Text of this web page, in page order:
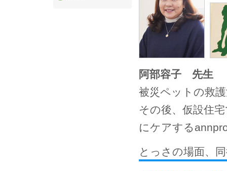
阿部容子 先生
被災ペットの救
その後、仮設住
にケアする
とっさの場面、